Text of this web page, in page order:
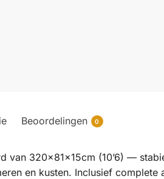
Beoordelingen 0
van 320x81x15cm (10’6) —
en kusten. Inclusief complete